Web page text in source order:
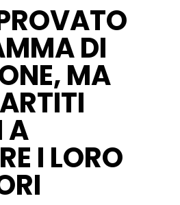
DI
MA
A
I LORO